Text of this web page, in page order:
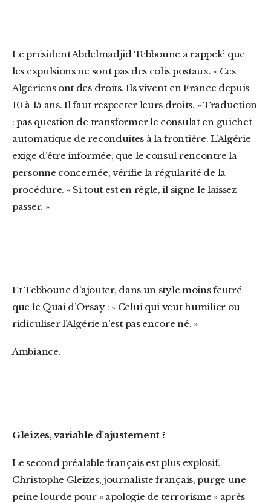
Le président Abdelmadjid Tebboune a rappelé que
les expulsions ne sont pas des colis postaux. « Ces
Algériens ont des droits. Ils vivent en France depuis
10 à 15 ans. Il faut respecter leurs droits. » Traduction
: pas question de transformer le consulat en guichet
automatique de reconduites à la frontière. L’Algérie
exige d’être informée, que le consul rencontre la
personne concernée, vérifie la régularité de la
procédure. « Si tout est en règle, il signe le laissez-
passer. »
Et Tebboune d’ajouter, dans un style moins feutré
que le Quai d’Orsay : « Celui qui veut humilier ou
ridiculiser l’Algérie n’est pas encore né. »
Ambiance.
Gleizes, variable d’ajustement ?
Le second préalable français est plus explosif.
Christophe Gleizes, journaliste français, purge une
peine lourde pour « apologie de terrorisme » après